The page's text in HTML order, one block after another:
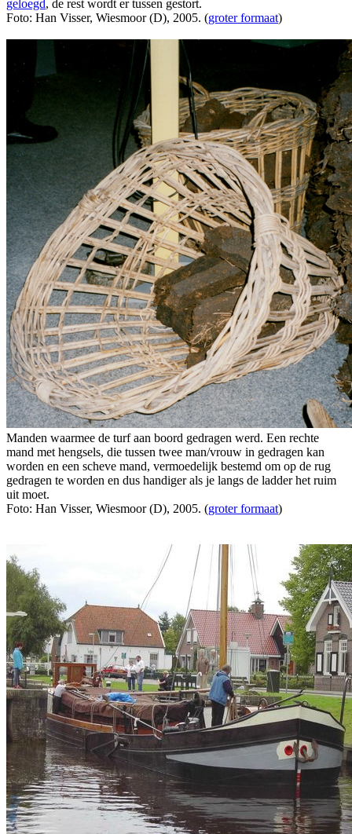
geloegd, de rest wordt er tussen gestort.
Foto: Han Visser, Wiesmoor (D), 2005. (groter formaat)
Manden waarmee de turf aan boord gedragen werd. Een rechte
mand met hengsels, die tussen twee man/vrouw in gedragen kan
worden en een scheve mand, vermoedelijk bestemd om op de rug
gedragen te worden en dus handiger als je langs de ladder het ruim
uit moet.
Foto: Han Visser, Wiesmoor (D), 2005. (groter formaat)